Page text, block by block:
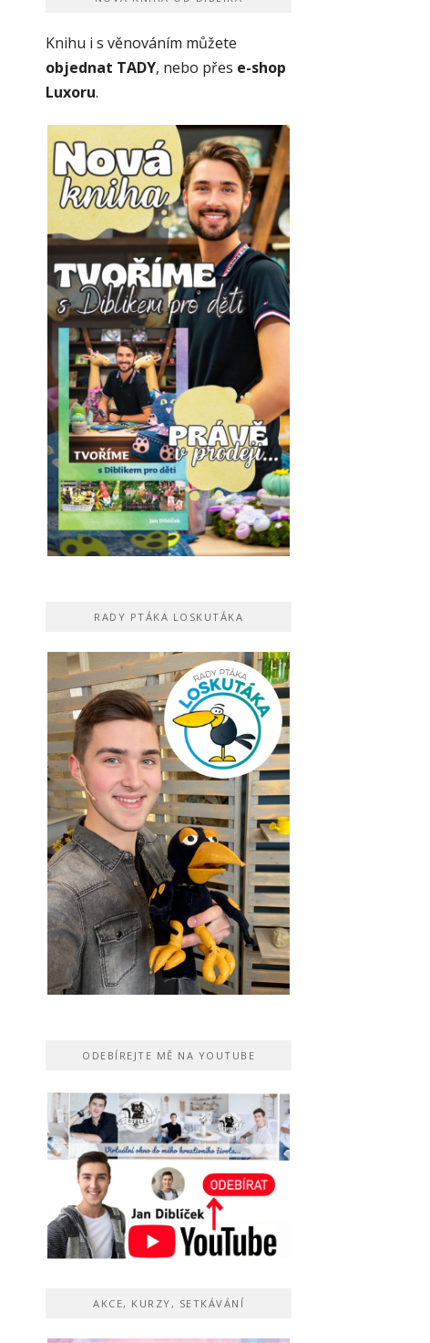
Knihu i s věnováním můžete
objednat TADY, nebo přes e-shop
Luxoru.
RADY PTÁKA LOSKUTÁKA
ODEBÍREJTE MĚ NA YOUTUBE
AKCE, KURZY, SETKÁVÁNÍ